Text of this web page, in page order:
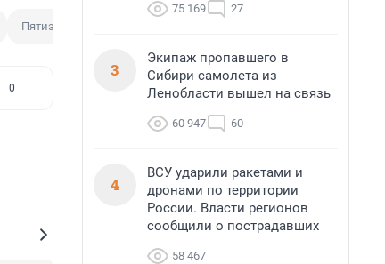
Пятиэтажка
0
75 169 27
3
Экипаж пропавшего в
Сибири самолета из
Ленобласти вышел на связь
60 947 60
4
ВСУ ударили ракетами и
дронами по территории
России. Власти регионов
сообщили о пострадавших
58 467